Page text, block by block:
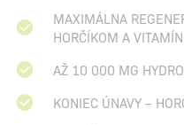
MAXIMÁLNA
HORČÍKOM A
AŽ 10 000 MG
KONIEC ÚNAVY –